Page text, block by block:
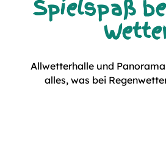
Spielspaß
Allwetterhalle und
alles, was bei